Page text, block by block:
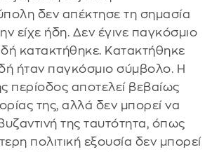
δεν απέκτησε τη σημασία
είχε ήδη. Δεν έγινε παγκόσμιο
κατακτήθηκε. Κατακτήθηκε
ήταν παγκόσμιο σύμβολο. Η
περίοδος αποτελεί βεβαίως
της, αλλά δεν μπορεί να
της ταυτότητα, όπως
πολιτική εξουσία δεν μπορεί